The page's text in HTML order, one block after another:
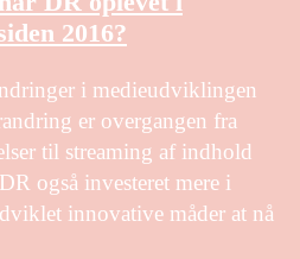
2016?
i medieudviklingen
er overgangen fra
til streaming af indhold
også investeret mere i
innovative måder at nå